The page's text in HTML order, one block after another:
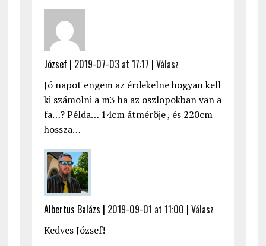
József | 2019-07-03 at 17:17 | Válasz
Jó napot engem az érdekelne hogyan kell
ki számolni a m3 ha az oszlopokban van a
fa…? Példa… 14cm átméröje , és 220cm
hossza…
Albertus Balázs | 2019-09-01 at 11:00 | Válasz
Kedves József!